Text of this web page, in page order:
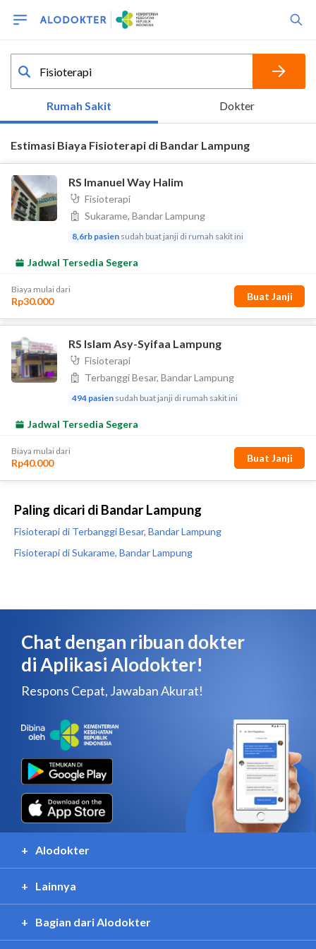
Paling dicari di Bandar Lampung
Fisioterapi di Terbanggi Besar, Bandar Lampung
Fisioterapi di Sukarame, Bandar Lampung